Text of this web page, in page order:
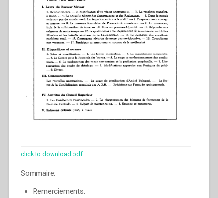
click to download pdf
Sommaire:
Remerciements.